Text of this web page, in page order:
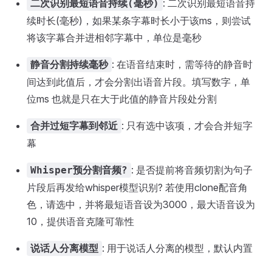
二次识别最短语音持续(毫秒) : 二次识别最短语音持
续时长(毫秒)，如果某条字幕时长小于该ms，则尝试
将该字幕合并进相邻字幕中，单位是毫秒
静音分割持续毫秒 : 在语音结束时，需等待的静音时
间达到此值后，才会分割出语音片段。填写数字，单
位ms 也就是只在大于此值的静音片段处分割
合并过短字幕到邻近 : 只有选中该项，才会合并短字
幕
Whisper预分割音频? : 是否提前将音频切割为句子
片段后再发给whisper模型识别? 若使用clone配音角
色，请选中，并将最短语音设为3000，最大语音设为
10，提供语音克隆可靠性
说话人分离模型 : 用于说话人分离的模型，默认内置